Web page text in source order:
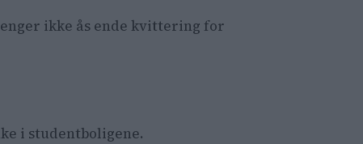
ikke ås ende kvittering for
i studentboligene.